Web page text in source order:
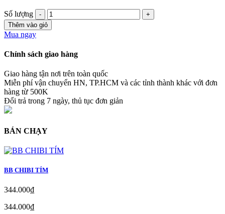
Số lượng
Thêm vào giỏ
Mua ngay
Chính sách giao hàng
Giao hàng tận nơi trên toàn quốc
Miễn phí vận chuyển HN, TP.HCM và các tỉnh thành khác với đơn
hàng từ 500K
Đổi trả trong 7 ngày, thủ tục đơn giản
BÁN CHẠY
BB CHIBI TÍM
344.000₫
344.000₫